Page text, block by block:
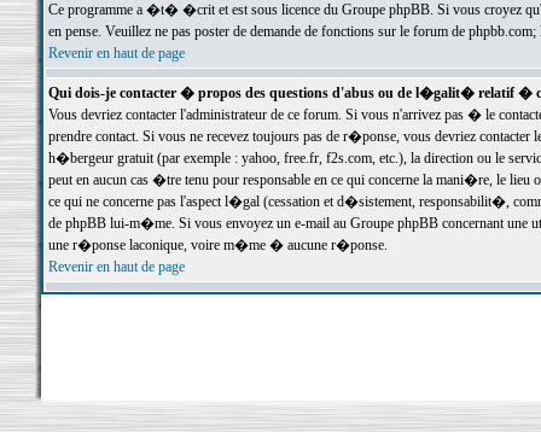
Ce programme a �t� �crit et est sous licence du Groupe phpBB. Si vous croyez
en pense. Veuillez ne pas poster de demande de fonctions sur le forum de
Revenir en haut de page
Qui dois-je contacter � propos des questions d'abus ou de l�galit� relatif �
Vous devriez contacter l'administrateur de ce forum. Si vous n'arrivez pas � le
prendre contact. Si vous ne recevez toujours pas de r�ponse, vous devriez
h�bergeur gratuit (par exemple : yahoo, free.fr, f2s.com, etc.), la direction ou le
peut en aucun cas �tre tenu pour responsable en ce qui concerne la mani�re, le
ce qui ne concerne pas l'aspect l�gal (cessation et d�sistement, responsabilit�,
de phpBB lui-m�me. Si vous envoyez un e-mail au Groupe phpBB concernant une
une r�ponse laconique, voire m�me � aucune r�ponse.
Revenir en haut de page